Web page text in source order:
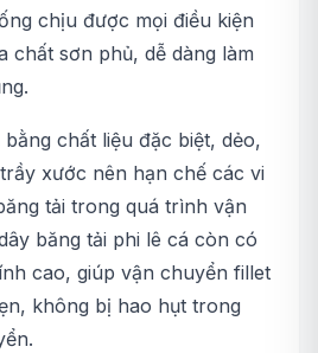
chịu được mọi điều kiện
chất sơn phủ, dễ dàng làm
chất liệu đặc biệt, dẻo,
xước nên hạn chế các vi
tải trong quá trình vận
băng tải phi lê cá còn có
cao, giúp vận chuyển fillet
không bị hao hụt trong